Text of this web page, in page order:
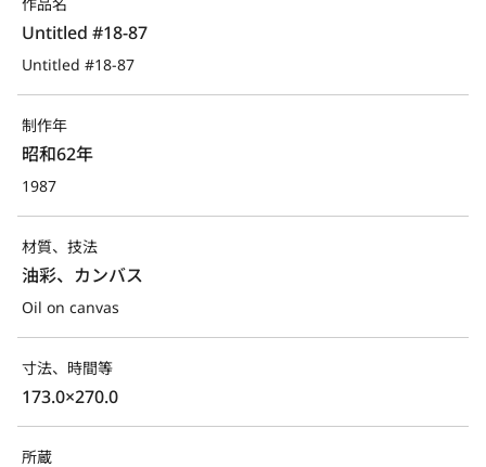
Untitled #18-87
Untitled #18-87
制作年
昭和62年
1987
材質、技法
油彩、カンバス
Oil on canvas
寸法、時間等
173.0×270.0
所蔵